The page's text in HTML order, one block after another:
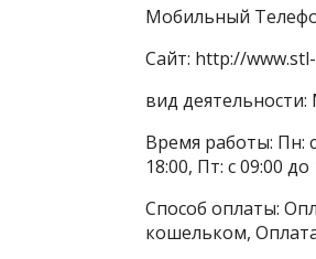
Мобильный
Сайт: http://
вид
Время работы: Пн: с
18:00, Пт: с 09:00
Способ оплаты:
кошельком,